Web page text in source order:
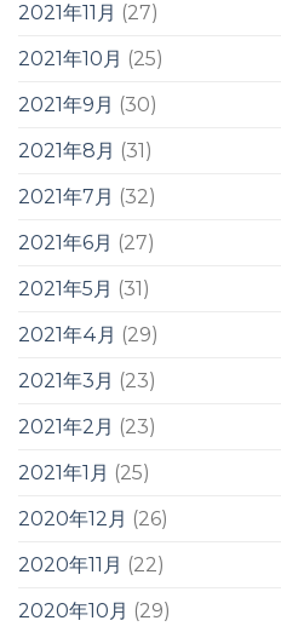
2021年11月 (27)
2021年10月 (25)
2021年9月 (30)
2021年8月 (31)
2021年7月 (32)
2021年6月 (27)
2021年5月 (31)
2021年4月 (29)
2021年3月 (23)
2021年2月 (23)
2021年1月 (25)
2020年12月 (26)
2020年11月 (22)
2020年10月 (29)